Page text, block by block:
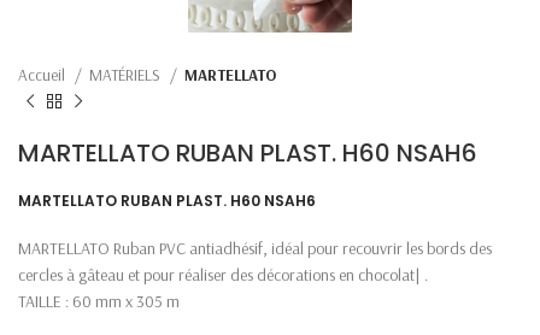
Accueil MATÉRIELS MARTELLATO
MARTELLATO RUBAN PLAST. H60 NSAH6
MARTELLATO RUBAN PLAST. H60 NSAH6
MARTELLATO Ruban PVC antiadhésif, idéal pour recouvrir les bords des
cercles à gâteau et pour réaliser des décorations en chocolat| .
TAILLE : 60 mm x 305 m